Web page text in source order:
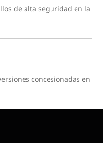
de alta seguridad en la
concesionadas en